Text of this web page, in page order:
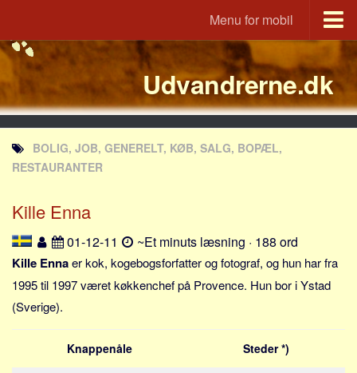
Menu for mobil
Portal
Udvandrerne.dk
Utvandrerne.no
Utvandrarna.se
Tyskland.dk
Rusland.dk
JLKM.dk
Lande
Tyrkiet
Spanien
Sverige
Udvandrerne.dk
BOLIG, JOB, GENERELT, KØB, SALG, BOPÆL,
RESTAURANTER
Kille Enna
01-12-11 ~Et minuts læsning · 188 ord
Kille Ennaer kok, kogebogsforfatter og fotograf, og hun har fra
1995 til 1997 været køkkenchef på Provence. Hun bor i Ystad
(Sverige).
Knappenåle Steder *)